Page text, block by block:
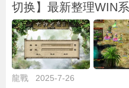
切换】最新整理WIN
户端+
龍戰 2025-7-26